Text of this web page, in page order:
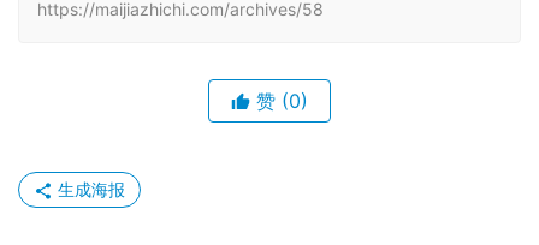
https://maijiazhichi.com/archives/58
赞 (0)
生成海报